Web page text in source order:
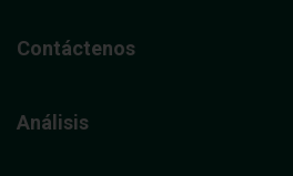
Contáctenos
Análisis